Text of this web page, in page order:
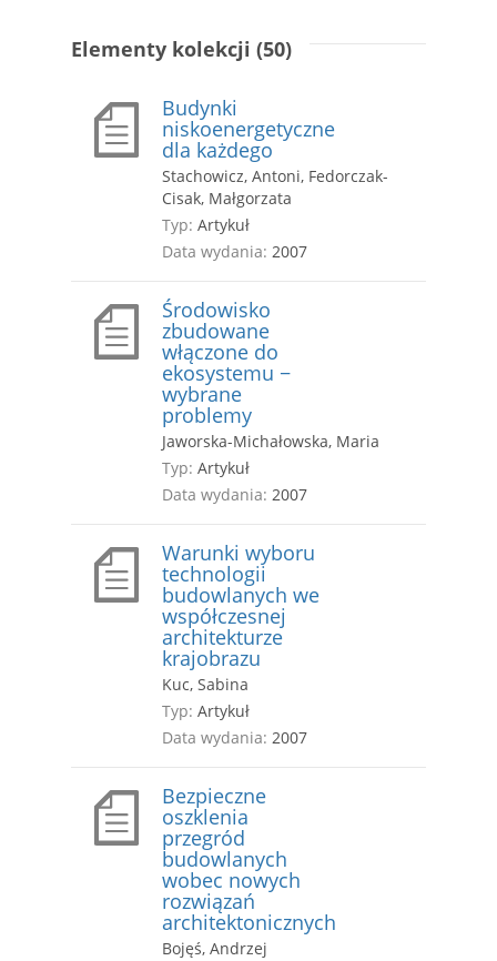
Elementy kolekcji (50)
Budynki
niskoenergetyczne
dla każdego
Stachowicz, Antoni, Fedorczak-
Cisak, Małgorzata
Typ: Artykuł
Data wydania: 2007
Środowisko
zbudowane
włączone do
ekosystemu −
wybrane
problemy
Jaworska-Michałowska, Maria
Typ: Artykuł
Data wydania: 2007
Warunki wyboru
technologii
budowlanych we
współczesnej
architekturze
krajobrazu
Kuc, Sabina
Typ: Artykuł
Data wydania: 2007
Bezpieczne
oszklenia
przegród
budowlanych
wobec nowych
rozwiązań
architektonicznych
Bojęś, Andrzej